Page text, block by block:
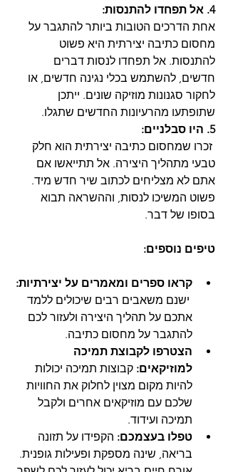
4. אל תפחדו להתנסות:
אחת הדרכים הטובות ביותר להתגבר על
מחסום כתיבה יצירתית היא פשוט
להתנסות. אל תפחדו לנסות דברים
חדשים, להשתמש בכלי נגינה חדשים, או
לחקור סגנונות מוזיקה שונים. ייתכן
שתופתעו מהרעיונות החדשים שתגלו.
5. היו סבלניים:
זכרו שמחסום כתיבה יצירתית הוא חלק
טבעי מתהליך היצירה. אל תתייאשו אם
אתם לא מצליחים לכתוב שיר חדש מיד.
פשוט המשיכו לנסות, וההשראה תבוא
בסופו של דבר.
טיפים נוספים:
קראו ספרים ומאמרים על יצירתיות:
ישנם משאבים רבים שיכולים ללמד
אתכם על תהליך היצירה ולעזור לכם
להתגבר על מחסום כתיבה.
הצטרפו לקבוצת תמיכה
למוזיקאים: קבוצות תמיכה יכולות
להיות מקום מצוין לחלוק את החוויות
שלכם עם מוזיקאים אחרים ולקבל
תמיכה ועידוד.
טפלו בעצמכם: הקפידו על תזונה
בריאה, שינה מספקת ופעילות גופנית.